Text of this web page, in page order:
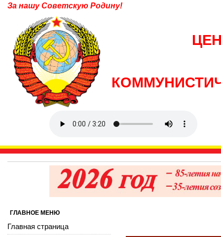
За нашу Советскую Родину!
ГЛАВНОЕ МЕНЮ
Главная страница